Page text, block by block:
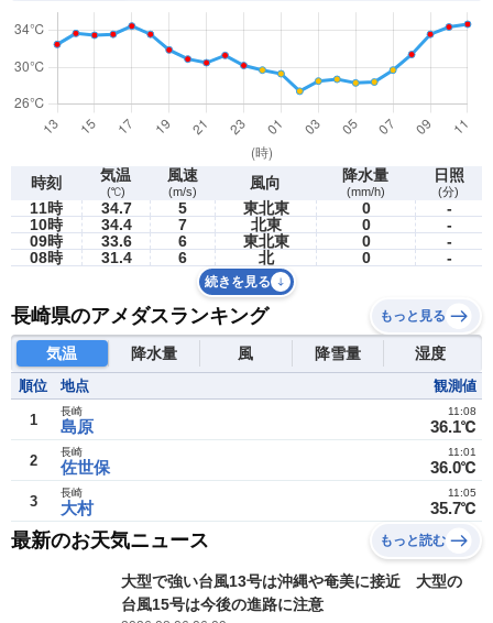
時刻 気温
(℃)
風速
(m/s) 風向 降水量
(mm/h)
日照
(分)
11時 34.7 5 東北東 0
-
10時
34.4 7 北東 0
-
09時
33.6 6 東北東 0
-
08時
31.4 6 北 0 -
続きを見る
長崎県のアメダスランキング もっと見る
気温 降水量 風 降雪量 湿度
順位 地点 観測値
1 島原
長崎
36.1℃
11:08
2 佐世保
長崎
36.0℃
11:01
3 大村
長崎
35.7℃
11:05
最新のお天気ニュース もっと読む
大型で強い台風13号は沖縄や奄美に接近 大型の
台風15号は今後の進路に注意